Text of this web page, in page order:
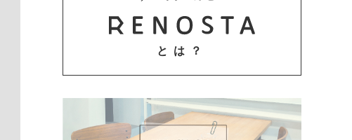
とは？